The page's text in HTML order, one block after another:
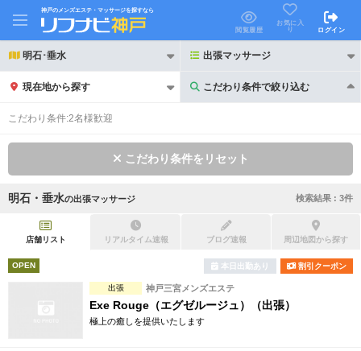
神戸のメンズエステ・マッサージを探すなら
閲覧履歴
お気に入
り
ログイン
明石･垂水 出張マッサージ
現在地から探す こだわり条件で絞り込む
こだわり条件で絞り込む
初回割引あり リピーター割引あり
団体割引 ポイントカード有
キャッシュレス決済OK 領収証発行可
こだわり条件:2名様歓迎
こだわり条件をリセット
明石・垂水の出張マッサージ 検索結果 : 3件
店舗リスト リアルタイム速報 ブログ速報 周辺地図から探す
OPEN 本日出勤あり 割引クーポン
出張 神戸三宮メンズエステ
Exe Rouge（エグゼルージュ）（出張）
極上の癒しを提供いたします